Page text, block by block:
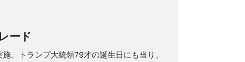
ード
。トランプ大統領79才の誕生日にも当り、